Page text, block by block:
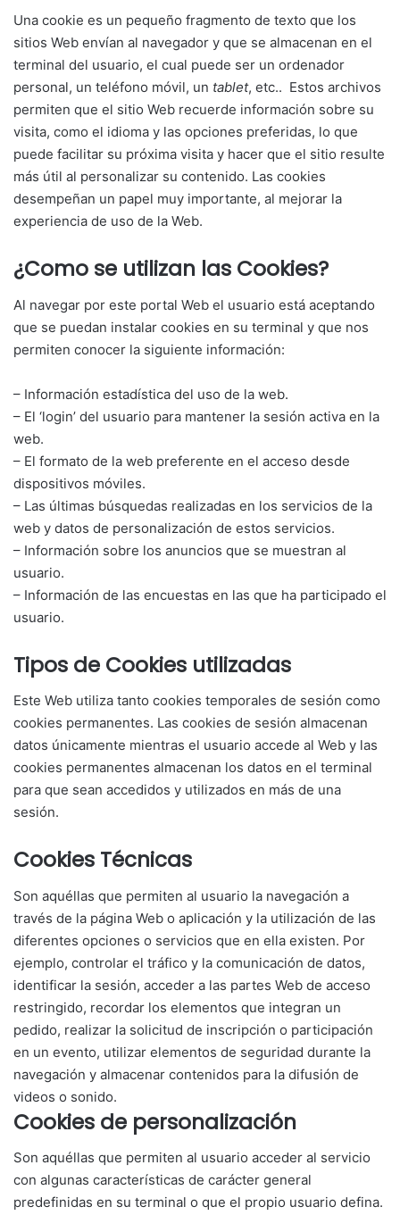
Una cookie es un pequeño fragmento de texto que los
sitios Web envían al navegador y que se almacenan en el
terminal del usuario, el cual puede ser un ordenador
personal, un teléfono móvil, un tablet, etc.. Estos archivos
permiten que el sitio Web recuerde información sobre su
visita, como el idioma y las opciones preferidas, lo que
puede facilitar su próxima visita y hacer que el sitio resulte
más útil al personalizar su contenido. Las cookies
desempeñan un papel muy importante, al mejorar la
experiencia de uso de la Web.
¿Como se utilizan las Cookies?
Al navegar por este portal Web el usuario está aceptando
que se puedan instalar cookies en su terminal y que nos
permiten conocer la siguiente información:
– Información estadística del uso de la web.
– El ‘login’ del usuario para mantener la sesión activa en la
web.
– El formato de la web preferente en el acceso desde
dispositivos móviles.
– Las últimas búsquedas realizadas en los servicios de la
web y datos de personalización de estos servicios.
– Información sobre los anuncios que se muestran al
usuario.
– Información de las encuestas en las que ha participado el
usuario.
Tipos de Cookies utilizadas
Este Web utiliza tanto cookies temporales de sesión como
cookies permanentes. Las cookies de sesión almacenan
datos únicamente mientras el usuario accede al Web y las
cookies permanentes almacenan los datos en el terminal
para que sean accedidos y utilizados en más de una
sesión.
Cookies Técnicas
Son aquéllas que permiten al usuario la navegación a
través de la página Web o aplicación y la utilización de las
diferentes opciones o servicios que en ella existen. Por
ejemplo, controlar el tráfico y la comunicación de datos,
identificar la sesión, acceder a las partes Web de acceso
restringido, recordar los elementos que integran un
pedido, realizar la solicitud de inscripción o participación
en un evento, utilizar elementos de seguridad durante la
navegación y almacenar contenidos para la difusión de
videos o sonido.
Cookies de personalización
Son aquéllas que permiten al usuario acceder al servicio
con algunas características de carácter general
predefinidas en su terminal o que el propio usuario defina.